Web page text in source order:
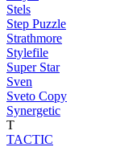
Stels
Step Puzzle
Strathmore
Stylefile
Super Star
Sven
Sveto Copy
Synergetic
T
TACTIC